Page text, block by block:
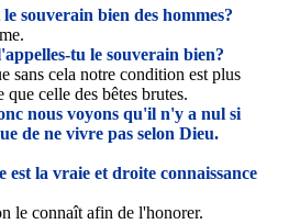
souverain bien des hommes?
tu le souverain bien?
sans cela notre condition est plus
que celle des bêtes brutes.
nous voyons qu'il n'y a nul si
de ne vivre pas selon Dieu.
est la vraie et droite connaissance
le connaît afin de l'honorer.